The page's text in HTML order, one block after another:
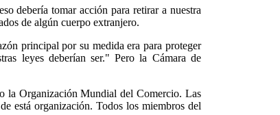
debería tomar acción para retirar a nuestra
de algún cuerpo extranjero.
principal por su medida era para proteger
leyes deberían ser." Pero la Cámara de
la Organización Mundial del Comercio. Las
está organización. Todos los miembros del